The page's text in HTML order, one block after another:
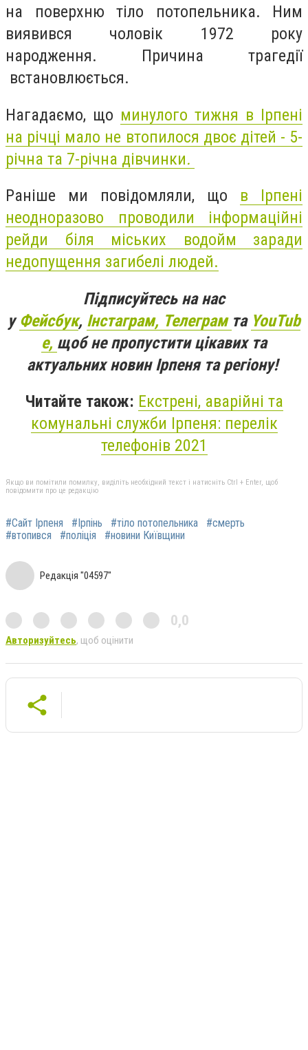
на поверхню тіло потопельника. Ним
виявився чоловік 1972 року
народження. Причина трагедії
встановлюється.
Нагадаємо, що минулого тижня в Ірпені
на річці мало не втопилося двоє дітей - 5-
річна та 7-річна дівчинки.
Раніше ми повідомляли, що в Ірпені
неодноразово проводили інформаційні
рейди біля міських водойм заради
недопущення загибелі людей.
Підписуйтесь на нас
уФейсбук, Інстаграм, Телеграм та YouTub
e, щоб не пропустити цікавих та
актуальних новин Ірпеня та регіону!
Читайте також: Екстрені, аварійні та
комунальні служби Ірпеня: перелік
телефонів 2021
Якщо ви помітили помилку, виділіть необхідний текст і натисніть Ctrl + Enter, щоб
повідомити про це редакцію
#Сайт Ірпеня #Ірпінь #тіло потопельника
#смерть
#втопився
#поліція #новини Київщини
Редакція "04597"
0,0
Авторизуйтесь, щоб оцінити